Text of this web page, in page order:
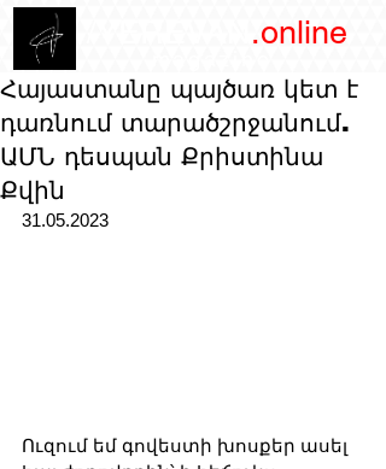
.online
Հայաստանը պայծառ կետ է
դառնում տարածշրջանում.
ԱՄՆ դեսպան Քրիստինա
Քվին
31.05.2023
Ուզում եմ գովեստի խոսքեր ասել